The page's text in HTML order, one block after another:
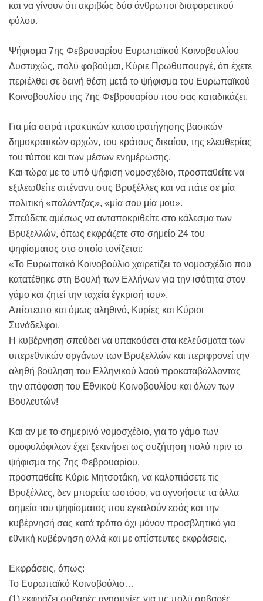
και να γίνουν ότι ακριβώς δύο άνθρωποι διαφορετικού
φύλου.
Ψήφισμα 7ης Φεβρουαρίου Ευρωπαϊκού Κοινοβουλίου
Δυστυχώς, πολύ φοβούμαι, Κύριε Πρωθυπουργέ, ότι έχετε
περιέλθει σε δεινή θέση μετά το ψήφισμα του Ευρωπαϊκού
Κοινοβουλίου της 7ης Φεβρουαρίου που σας καταδικάζει.
Για μία σειρά πρακτικών καταστρατήγησης βασικών
δημοκρατικών αρχών, του κράτους δικαίου, της ελευθερίας
του τύπου και των μέσων ενημέρωσης.
Και τώρα με το υπό ψήφιση νομοσχέδιο, προσπαθείτε να
εξιλεωθείτε απέναντι στις Βρυξέλλες και να πάτε σε μία
πολιτική «παλάντζας», «μία σου μία μου».
Σπεύδετε αμέσως να ανταποκριθείτε στο κάλεσμα των
Βρυξελλών, όπως εκφράζετε στο σημείο 24 του
ψηφίσματος στο οποίο τονίζεται:
«Το Ευρωπαϊκό Κοινοβούλιο χαιρετίζει το νομοσχέδιο που
κατατέθηκε στη Βουλή των Ελλήνων για την ισότητα στον
γάμο και ζητεί την ταχεία έγκρισή του».
Απίστευτο και όμως αληθινό, Κυρίες και Κύριοι
Συνάδελφοι.
Η κυβέρνηση σπεύδει να υπακούσει στα κελεύσματα των
υπερεθνικών οργάνων των Βρυξελλών και περιφρονεί την
αληθή βούληση του Ελληνικού λαού προκαταβάλλοντας
την απόφαση του Εθνικού Κοινοβουλίου και όλων των
Βουλευτών!
Και αν με το σημερινό νομοσχέδιο, για το γάμο των
ομοφυλόφιλων έχει ξεκινήσει ως συζήτηση πολύ πριν το
ψήφισμα της 7ης Φεβρουαρίου,
προσπαθείτε Κύριε Μητσοτάκη, να καλοπιάσετε τις
Βρυξέλλες, δεν μπορείτε ωστόσο, να αγνοήσετε τα άλλα
σημεία του ψηφίσματος που εγκαλούν εσάς και την
κυβέρνησή σας κατά τρόπο όχι μόνον προσβλητικό για
εθνική κυβέρνηση αλλά και με απίστευτες εκφράσεις.
Εκφράσεις, όπως:
Το Ευρωπαϊκό Κοινοβούλιο…